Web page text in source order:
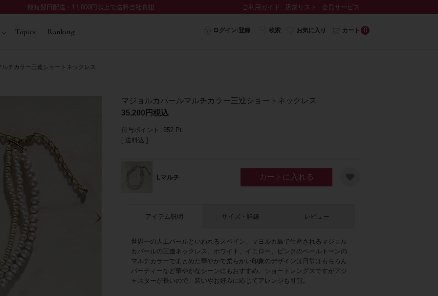
最短翌日配送・11,000円以上で送料当社負担 ご利用ガイド 店舗リスト 会員サービス
Topics Ranking ログイン/登録 検索 お気に入り カート 0
チカラー三連ショートネックレス
マジョルカパールマルチカラー三連ショートネックレス
35,200
税込
付与ポイント: 352 Pt.
送料込
Lマルチ カートに入れる
アイテム説明
世界一の人工パールといわれるスペイン、マヨルカ島で生産されるマジョル
カパールの三連ネックレス。ホワイト、イエロー、ピンクのペールトーンの
マルチカラーでまとめた華やかで柔らかい印象のデザインは日常はもちろん
パーティーなど華やかなシーンにもおすすめ。ショートレングスですがアジ
ャスターが長いので、装いやお好みに応じてアレンジも可能。
サイズ・詳細 レビュー